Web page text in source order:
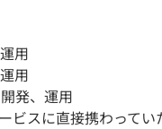
用
用
発、運用
スに直接携わってい